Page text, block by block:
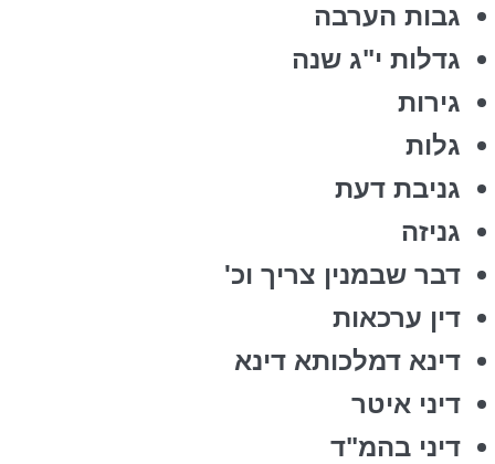
גבות הערבה
גדלות י"ג שנה
גירות
גלות
גניבת דעת
גניזה
דבר שבמנין צריך וכ'
דין ערכאות
דינא דמלכותא דינא
דיני איטר
דיני בהמ"ד